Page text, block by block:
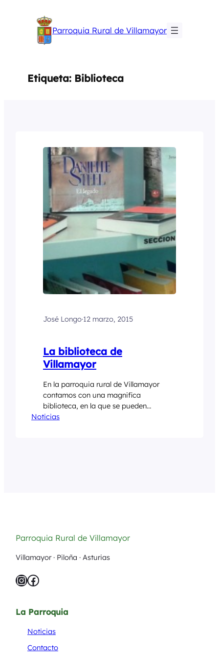
contenido
Parroquia Rural de Villamayor
Etiqueta: Biblioteca
José Longo·12 marzo, 2015
La biblioteca de
Villamayor
En la parroquia rural de Villamayor
contamos con una magnifica
biblioteca, en la que se pueden
encontrar las últimas novedades
Noticias
Parroquia Rural de Villamayor
Villamayor · Piloña · Asturias
InstagramFacebook
La Parroquia
Noticias
Contacto